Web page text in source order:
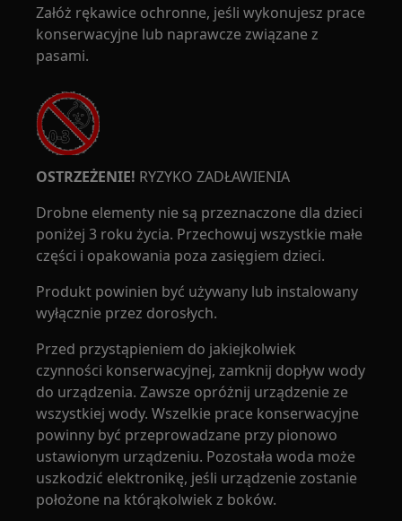
Załóż rękawice ochronne, jeśli wykonujesz prace
konserwacyjne lub naprawcze związane z
pasami.
OSTRZEŻENIE! RYZYKO ZADŁAWIENIA
Drobne elementy nie są przeznaczone dla dzieci
poniżej 3 roku życia. Przechowuj wszystkie małe
części i opakowania poza zasięgiem dzieci.
Produkt powinien być używany lub instalowany
wyłącznie przez dorosłych.
Przed przystąpieniem do jakiejkolwiek
czynności konserwacyjnej, zamknij dopływ wody
do urządzenia. Zawsze opróżnij urządzenie ze
wszystkiej wody. Wszelkie prace konserwacyjne
powinny być przeprowadzane przy pionowo
ustawionym urządzeniu. Pozostała woda może
uszkodzić elektronikę, jeśli urządzenie zostanie
położone na którąkolwiek z boków.